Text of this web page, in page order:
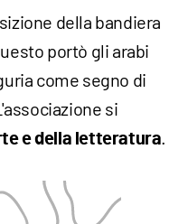
della bandiera
portò gli arabi
come segno di
si
e della letteratura.